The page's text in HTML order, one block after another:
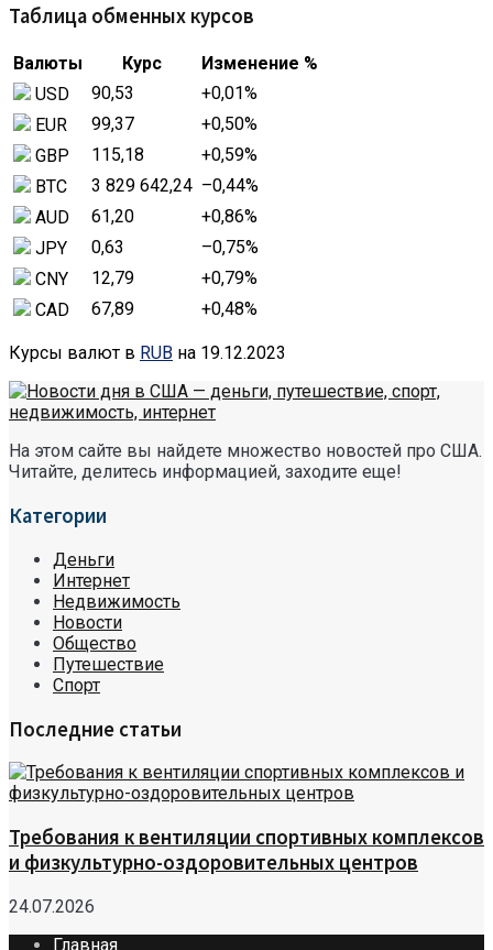
Таблица обменных курсов
Валюты Курс
Изменение %
USD
90,53 +0,01%
EUR
99,37 +0,50%
GBP
115,18 +0,59%
BTC
3 829 642,24 –0,44%
AUD
61,20 +0,86%
JPY
0,63 –0,75%
CNY
12,79 +0,79%
CAD
67,89 +0,48%
Курсы валют в RUB на 19.12.2023
На этом сайте вы найдете множество новостей про США.
Читайте, делитесь информацией, заходите еще!
Категории
Деньги
Интернет
Недвижимость
Новости
Общество
Путешествие
Спорт
Последние статьи
Требования к вентиляции спортивных комплексов
и физкультурно-оздоровительных центров
24.07.2026
Главная